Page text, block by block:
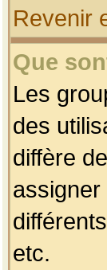
Revenir
Que
Les
des
diffère
etc.